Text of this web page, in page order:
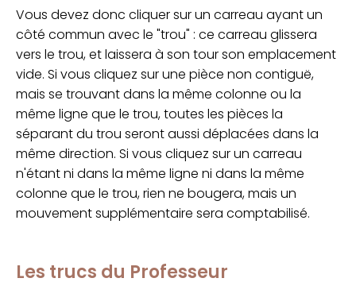
Vous devez donc cliquer sur un carreau ayant un
côté commun avec le "trou" : ce carreau glissera
vers le trou, et laissera à son tour son emplacement
vide. Si vous cliquez sur une pièce non contiguë,
mais se trouvant dans la même colonne ou la
même ligne que le trou, toutes les pièces la
séparant du trou seront aussi déplacées dans la
même direction. Si vous cliquez sur un carreau
n'étant ni dans la même ligne ni dans la même
colonne que le trou, rien ne bougera, mais un
mouvement supplémentaire sera comptabilisé.
Les trucs du Professeur